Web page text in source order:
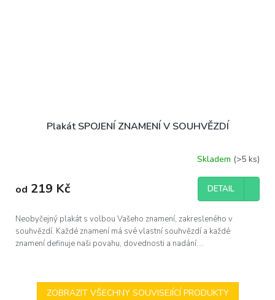
Plakát SPOJENÍ ZNAMENÍ V SOUHVĚZDÍ
produktu
je
z
5
hvězdiček.
Skladem (>5 ks)
od 219 Kč DETAIL
Neobyčejný plakát s volbou Vašeho znamení, zakresleného v
souhvězdí. Každé znamení má své vlastní souhvězdí a každé
znamení definuje naši povahu, dovednosti a nadání....
ZOBRAZIT VŠECHNY SOUVISEJÍCÍ PRODUKTY